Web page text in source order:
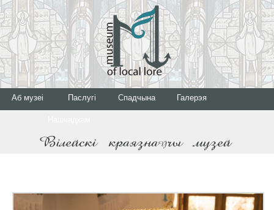
Аб музеі Паслугі Спадчына Галерэя